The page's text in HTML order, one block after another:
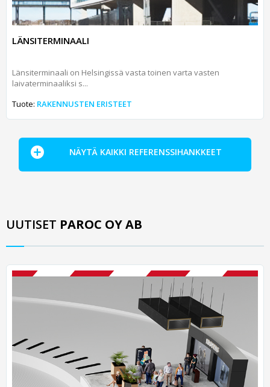
LÄNSITERMINAALI
Länsiterminaali on Helsingissä vasta toinen varta vasten
laivaterminaaliksi s...
Tuote: RAKENNUSTEN ERISTEET
NÄYTÄ KAIKKI REFERENSSIHANKKEET
UUTISET PAROC OY AB